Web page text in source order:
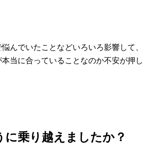
んでいたことなどいろいろ影響して、
当に合っていることなのか不安が押し
に乗り越えましたか？